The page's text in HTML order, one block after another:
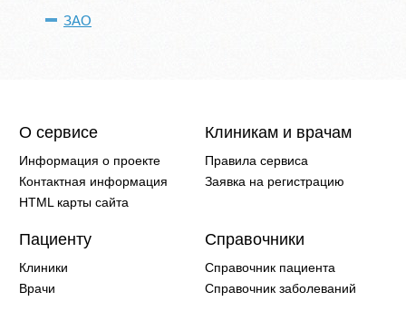
ЗАО
О сервисе
Информация о проекте
Контактная информация
HTML карты сайта
Клиникам и врачам
Правила сервиса
Заявка на регистрацию
Пациенту
Клиники
Врачи
Справочники
Справочник пациента
Справочник заболеваний